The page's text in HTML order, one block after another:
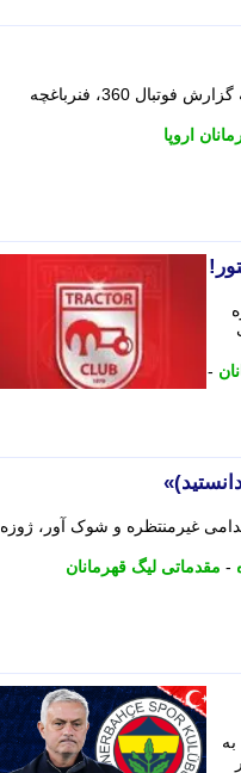
روزنامه ترکیه ای مدعی است که فنرباغچه برای جانشینی مورینیو به دنبال زیدان است. به گزارش فوتبال 360، فنرباغچه
اروپا
-
غیرمنتظره و شوک آور، ژوزه
- مقدماتی لیگ قهرمانان